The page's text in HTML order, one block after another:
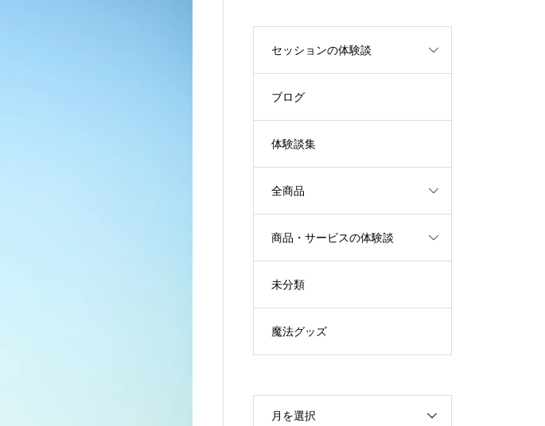
セッションの体験談
ブログ
体験談集
全商品
商品・サービスの体験談
未分類
魔法グッズ
月を選択